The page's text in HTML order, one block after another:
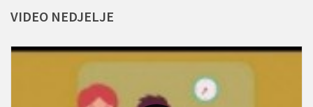
VIDEO NEDJELJE